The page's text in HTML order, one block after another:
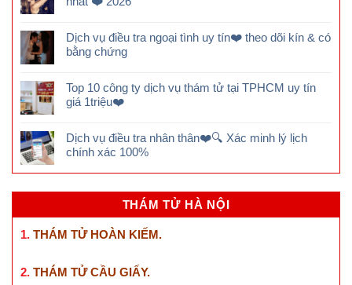
Dịch vụ điều tra ngoại tình uy tín❤️ theo dõi kín & có
bằng chứng
Top 10 công ty dịch vụ thám tử tại TPHCM uy tín
giá 1triệu❤️
Dịch vụ điều tra nhân thân❤️🔍 Xác minh lý lịch
chính xác 100%
THÁM TỬ HÀ NỘI
1. THÁM TỬ HOÀN KIẾM.
2. THÁM TỬ CẦU GIẤY.